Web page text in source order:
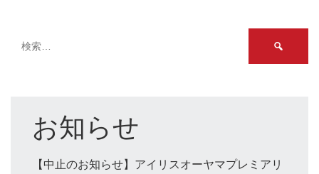
お知らせ
【中止のお知らせ】アイリスオーヤマプレミアリ